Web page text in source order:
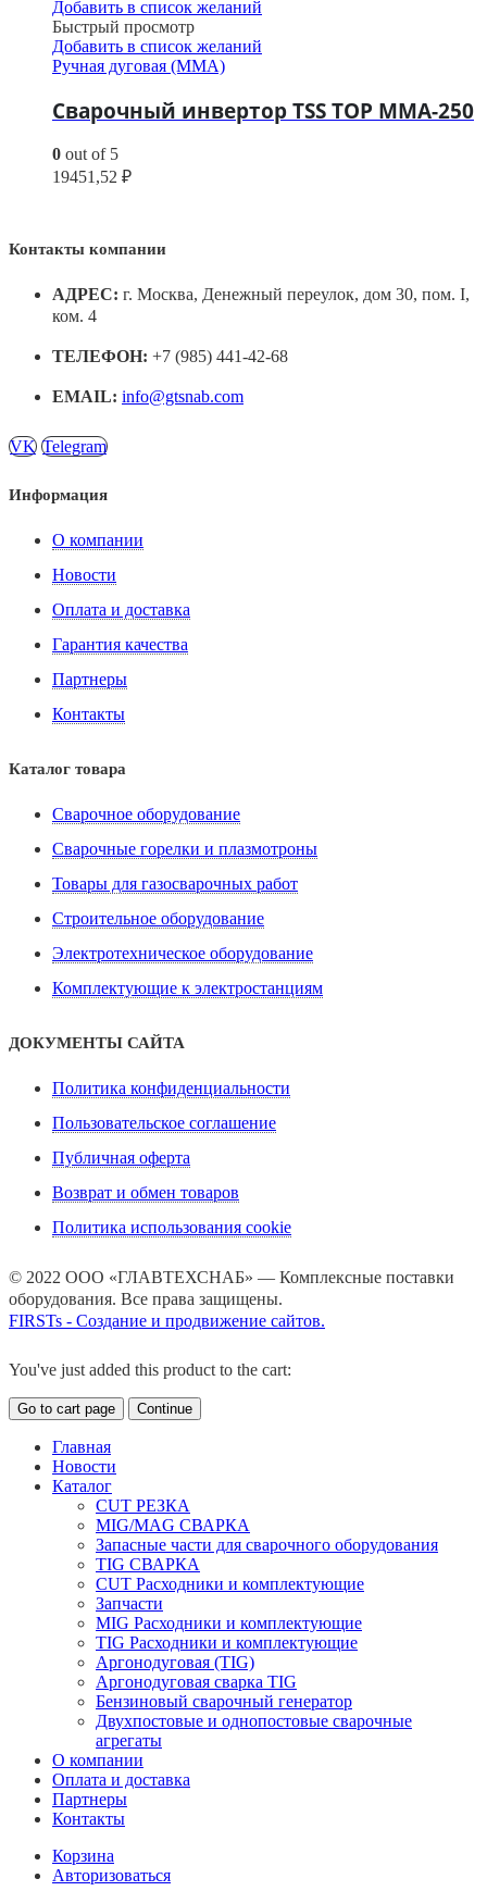
Добавить в список желаний
Быстрый просмотр
Добавить в список желаний
Ручная дуговая (MMA)
Сварочный инвертор TSS TOP MMA-250
0 out of 5
19451,52 ₽
Контакты компании
АДРЕС: г. Москва, Денежный переулок, дом 30, пом. I,
ком. 4
ТЕЛЕФОН: +7 (985) 441-42-68
EMAIL: info@gtsnab.com
VK Telegram
Информация
О компании
Новости
Оплата и доставка
Гарантия качества
Партнеры
Контакты
Каталог товара
Сварочное оборудование
Сварочные горелки и плазмотроны
Товары для газосварочных работ
Строительное оборудование
Электротехническое оборудование
Комплектующие к электростанциям
ДОКУМЕНТЫ САЙТА
Политика конфиденциальности
Пользовательское соглашение
Публичная оферта
Возврат и обмен товаров
Политика использования cookie
© 2022 ООО «ГЛАВТЕХСНАБ» — Комплексные поставки
оборудования. Все права защищены.
FIRSTs - Создание и продвижение сайтов.
You've just added this product to the cart:
Go to cart page Continue
Главная
Новости
Каталог
CUT РЕЗКА
MIG/MAG СВАРКА
Запасные части для сварочного оборудования
TIG СВАРКА
CUT Расходники и комплектующие
Запчасти
MIG Расходники и комплектующие
TIG Расходники и комплектующие
Аргонодуговая (TIG)
Аргонодуговая сварка TIG
Бензиновый сварочный генератор
Двухпостовые и однопостовые сварочные
агрегаты
О компании
Оплата и доставка
Партнеры
Контакты
Корзина
Авторизоваться